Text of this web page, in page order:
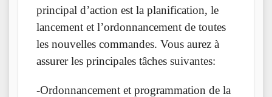
principal d’action est la planification, le
lancement et l’ordonnancement de toutes
les nouvelles commandes. Vous aurez à
assurer les principales tâches suivantes:
-Ordonnancement et programmation de la